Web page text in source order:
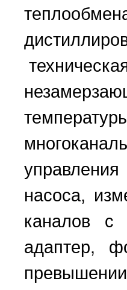
насоса,
каналов с
адаптер,